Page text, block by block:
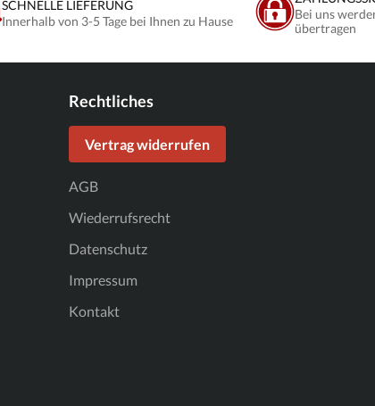
SCHNELLE LIEFERUNG
Innerhalb von 3-5 Tage bei Ihnen zu Hause
Bei uns
übertragen
Rechtliches
Vertrag widerrufen
AGB
Wiederrufsrecht
Datenschutz
Impressum
Kontakt